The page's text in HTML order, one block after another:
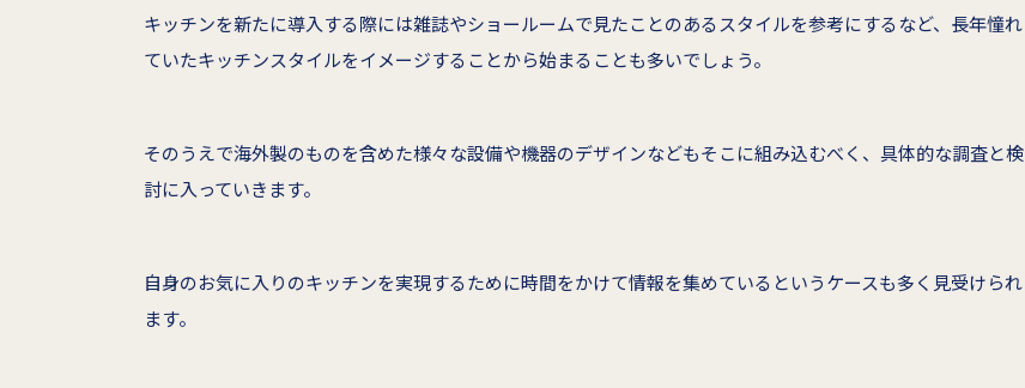
キッチンを新たに導入する際には雑誌やショールームで見たことのあるスタイルを参考にするなど、長年憧れ
ていたキッチンスタイルをイメージすることから始まることも多いでしょう。
そのうえで海外製のものを含めた様々な設備や機器のデザインなどもそこに組み込むべく、具体的な調査と検
討に入っていきます。
自身のお気に入りのキッチンを実現するために時間をかけて情報を集めているというケースも多く見受けられ
ます。